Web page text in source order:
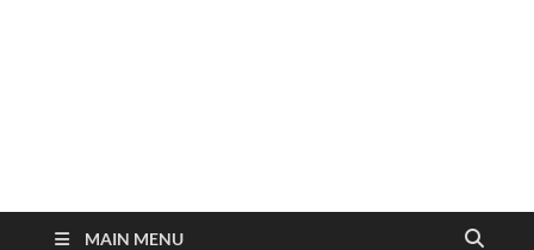
MAIN MENU